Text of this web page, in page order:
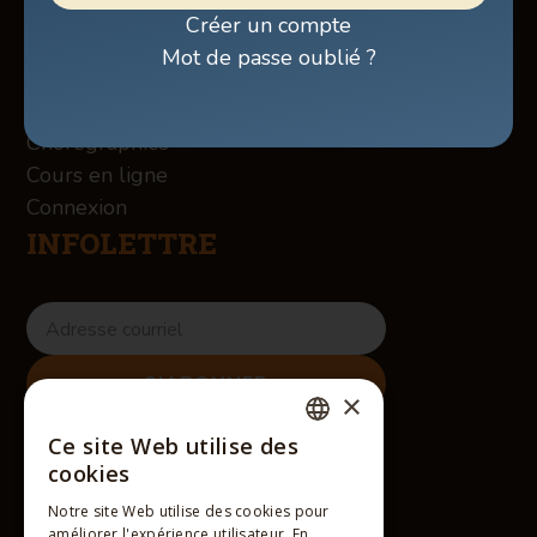
Créer un compte
Mot de passe oublié ?
Boutique
À propos des Winslow
Chorégraphies
Cours en ligne
Connexion
INFOLETTRE
RÉSEAUX SOCIAUX
×
Ce site Web utilise des
cookies
Notre site Web utilise des cookies pour